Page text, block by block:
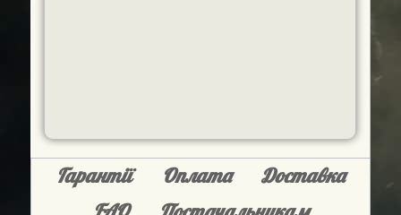
Гарантії Оплата
Доставка